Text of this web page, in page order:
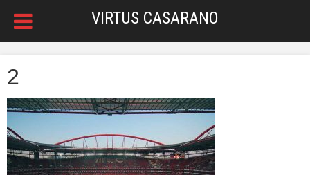
VIRTUS CASARANO
2